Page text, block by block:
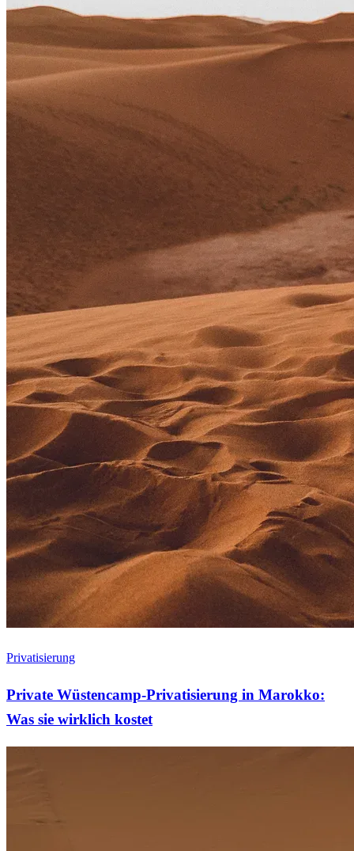
Privatisierung
Private Wüstencamp-Privatisierung in Marokko:
Was sie wirklich kostet